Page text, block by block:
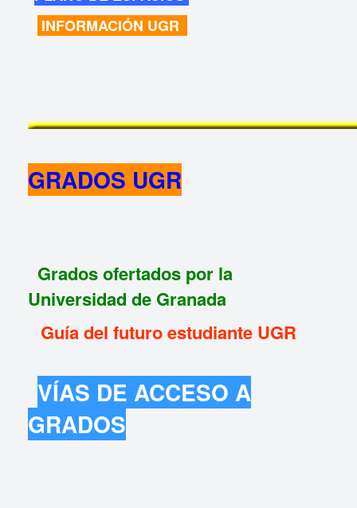
INFORMACIÓN UGR
GRADOS UGR
Grados ofertados por la
Universidad de Granada
Guía del futuro estudiante UGR
VÍAS DE ACCESO A
GRADOS